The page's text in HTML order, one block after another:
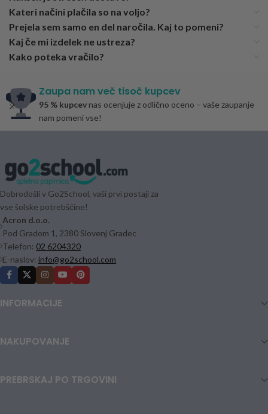
Kateri načini plačila so na voljo?
Prejela sem samo en del naročila. Kaj to pomeni?
Kaj če mi izdelek ne ustreza?
Kako poteka vračilo?
Zaupa nam več tisoč kupcev
95 % kupcev nas ocenjuje z odlično oceno – vaše zaupanje
nam pomeni vse!
Dobrodošli v Go2School, vaši prvi postaji za
vse šolske potrebščine!
Acron d.o.o.
Pod Gradom 1, 2380 Slovenj Gradec
Telefon: 02 6204320
E-naslov: info@go2school.com
INFORMACIJE
NAKUPOVANJE
PREBRSKAJ PO TRGOVINI